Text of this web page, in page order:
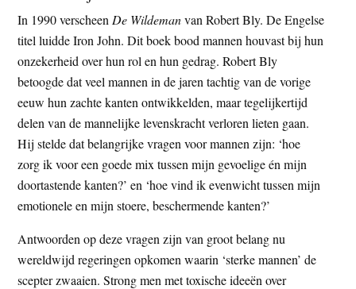
In 1990 verscheen De Wildemanvan Robert Bly. De Engelse
titel luidde Iron John. Dit boek bood mannen houvast bij hun
onzekerheid over hun rol en hun gedrag. Robert Bly
betoogde dat veel mannen in de jaren tachtig van de vorige
eeuw hun zachte kanten ontwikkelden, maar tegelijkertijd
delen van de mannelijke levenskracht verloren lieten gaan.
Hij stelde dat belangrijke vragen voor mannen zijn: ‘hoe
zorg ik voor een goede mix tussen mijn gevoelige én mijn
doortastende kanten?’ en ‘hoe vind ik evenwicht tussen mijn
emotionele en mijn stoere, beschermende kanten?’
Antwoorden op deze vragen zijn van groot belang nu
wereldwijd regeringen opkomen waarin ‘sterke mannen’ de
scepter zwaaien. Strong men met toxische ideeën over